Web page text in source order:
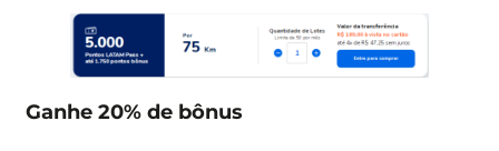
Ganhe 20% de bônus